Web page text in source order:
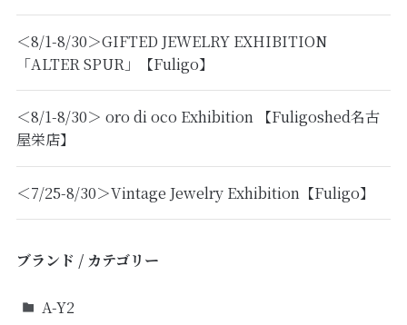
＜8/1-8/30＞GIFTED JEWELRY EXHIBITION
「ALTER SPUR」【Fuligo】
＜8/1-8/30＞ oro di oco Exhibition 【Fuligoshed名古
屋栄店】
＜7/25-8/30＞Vintage Jewelry Exhibition【Fuligo】
ブランド / カテゴリー
A-Y2